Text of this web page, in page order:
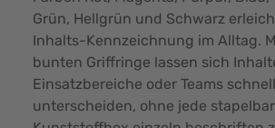
Grün, Hellgrün und Schwarz
Inhalts-Kennzeichnung im Alltag.
bunten Griffringe lassen sich
Einsatzbereiche oder Teams schnell
unterscheiden, ohne jede